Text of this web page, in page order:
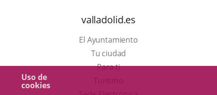
Uso de
cookies
valladolid.es
El Ayuntamiento
Tu ciudad
Para ti